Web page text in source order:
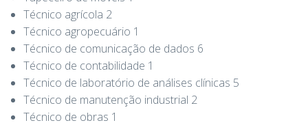
Técnico agrícola 2
Técnico agropecuário 1
Técnico de comunicação de dados 6
Técnico de contabilidade 1
Técnico de laboratório de análises clínicas 5
Técnico de manutenção industrial 2
Técnico de obras 1